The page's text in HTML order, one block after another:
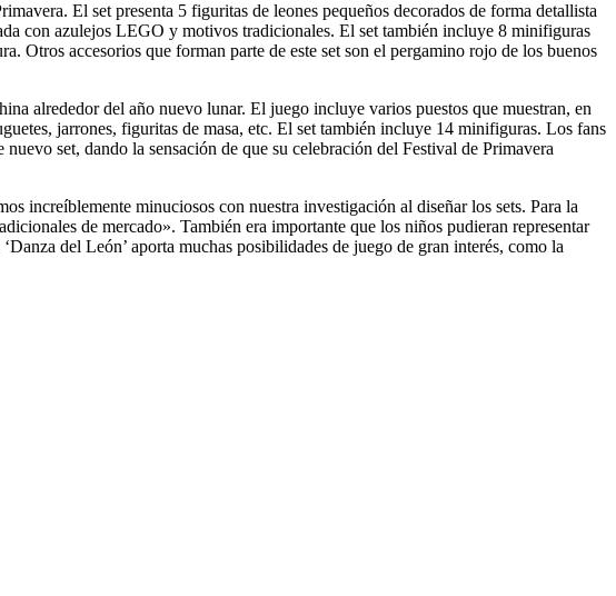
El set presenta 5 figuritas de leones pequeños decorados de forma detallista
con azulejos LEGO y motivos tradicionales. El set también incluye 8 minifiguras
Otros accesorios que forman parte de este set son el pergamino rojo de los buenos
alrededor del año nuevo lunar. El juego incluye varios puestos que muestran, en
jarrones, figuritas de masa, etc. El set también incluye 14 minifiguras. Los fans
set, dando la sensación de que su celebración del Festival de Primavera
increíblemente minuciosos con nuestra investigación al diseñar los sets. Para la
de mercado». También era importante que los niños pudieran representar
del León’ aporta muchas posibilidades de juego de gran interés, como la